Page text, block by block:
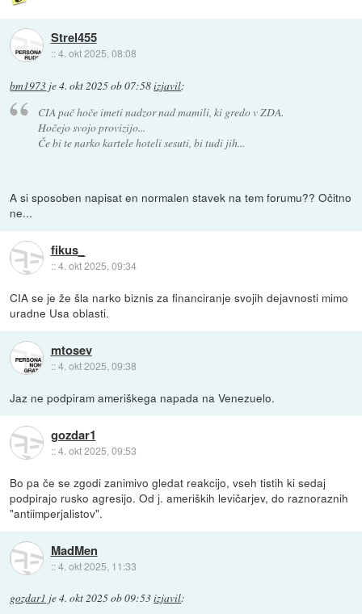
Strel455
::4. okt 2025, 08:08
bm1973 je4. okt 2025 ob 07:58izjavil:
CIA pač hoče imeti nadzor nad mamili, ki gredo v ZDA.
Hočejo svojo provizijo...
Če bi te narko kartele hoteli sesuti, bi tudi jih...
A si sposoben napisat en normalen stavek na tem forumu?? Očitno
ne...
fikus_
::4. okt 2025, 09:34
CIA se je že šla narko biznis za financiranje svojih dejavnosti mimo
uradne Usa oblasti.
mtosev
::4. okt 2025, 09:38
Jaz ne podpiram ameriškega napada na Venezuelo.
gozdar1
::4. okt 2025, 09:53
Bo pa če se zgodi zanimivo gledat reakcijo, vseh tistih ki sedaj
podpirajo rusko agresijo. Od j. ameriških levičarjev, do raznoraznih
"antiimperjalistov".
MadMen
::4. okt 2025, 11:33
gozdar1 je4. okt 2025 ob 09:53izjavil: